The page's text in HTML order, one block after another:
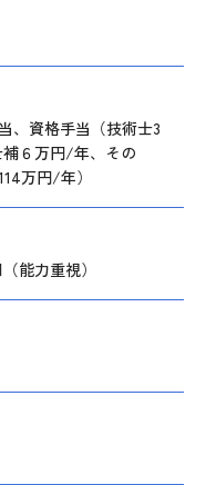
、資格手当（技術士3
６万円/年、その
万円/年）
能力重視）